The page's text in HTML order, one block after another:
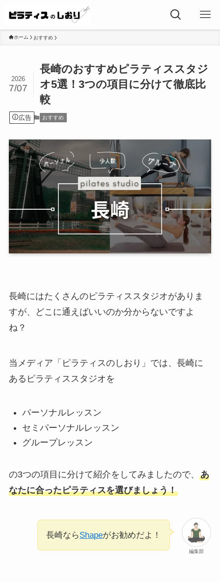
ホーム おすすめ
長崎のおすすめピラティススタジ
オ5選！3つの項目に分けて徹底比
較
2026
7/07
広告 おすすめ
長崎にはたくさんのピラティススタジオがありま
すが、どこに通えばいいのか分からないですよ
ね？
当メディア「ピラティスのしおり」では、長崎に
あるピラティススタジオを
パーソナルレッスン
セミパーソナルレッスン
グループレッスン
の3つの項目に分けて紹介をしてみましたので、 あ
なたに合ったピラティスを選びましょう！
編集部
長崎ならShapeがお勧めだよ！